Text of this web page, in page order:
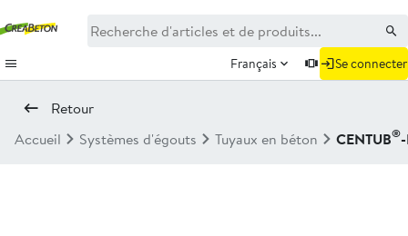
Français Se connecter
Retour
Accueil
Systèmes d'égouts Tuyaux en béton CENTUB®